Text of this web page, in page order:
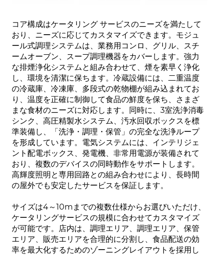
コア構成はケータリング サービスのニーズを満たして
おり、ニーズに応じてカスタマイズできます。モジュ
ール式調理システムは、業務用コンロ、グリル、スチ
ームオーブン、スープ調理機器をカバーします。強力
な排煙浄化システムと組み合わせて、煙を素早く浄化
し、環境を清潔に保ちます。冷蔵設備には、二重温度
の冷蔵庫、冷凍庫、多段式の乾物棚が組み込まれてお
り、温度を正確に制御して食品の鮮度を保ち、さまざ
まな食材のニーズに対応します。同時に、3室洗浄消毒
シンク、高圧精製水システム、汚水回収ボックスを標
準装備し、「洗浄・調理・保管」の完全な洗浄ループ
を形成しています。電気システムには、インテリジェ
ント配電ボックス、発電機、非常用電源が装備されて
おり、複数のデバイスの同時動作をサポートします。
高輝度照明と専用回路との組み合わせにより、長時間
の屋外でも安定したサービスを保証します。
サイズは4～10mまでの複数仕様からお選びいただけ、
ケータリングサービスの規模に合わせてカスタマイズ
が可能です。店内は、調理エリア、調理エリア、保管
エリア、販売エリアを合理的に分割し、食品配送の効
率を最大化するためのゾーニングレイアウトを採用し